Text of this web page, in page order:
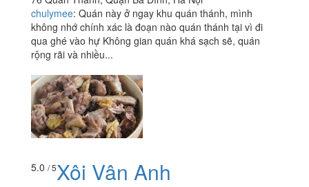
chulymee: Quán này ở ngay khu quán thánh, mình
không nhớ chính xác là đoạn nào quán thánh tại vì đi
qua ghé vào hự Không gian quán khá sạch sẽ, quán
rộng rãi và nhiều...
5.0 / 5Xôi Vân Anh